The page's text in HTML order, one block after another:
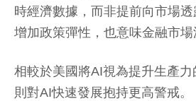
時經濟數據，而非提前向市場透
增加政策彈性，也意味金融市場
相較於美國將AI視為提升生產力
則對AI快速發展抱持更高警戒。